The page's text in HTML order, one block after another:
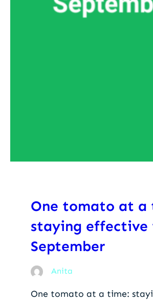
One tomato at a
staying effective
September
Anita
One tomato at a time: